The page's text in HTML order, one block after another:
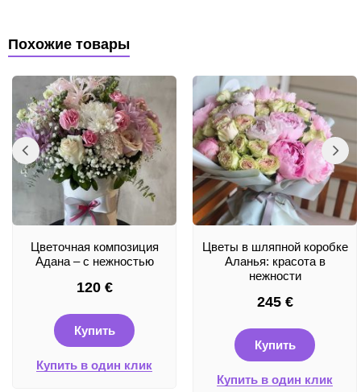
Похожие товары
Цветочная композиция
Адана – с нежностью
120 €
Купить
Купить в один клик
Цветы в шляпной коробке
Аланья: красота в
нежности
245 €
Купить
Купить в один клик